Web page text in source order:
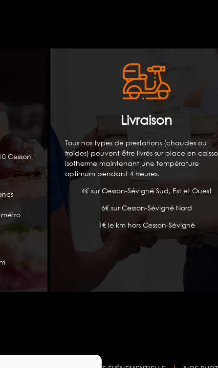
Cesson
Livraison
Tous nos types de prestations (chaudes ou
froides) peuvent être livrés sur place en
isotherme maintenant une température
optimum pendant 4 heures.
4€ sur Cesson-Sévigné Sud, Est et Ouest
6€ sur Cesson-Sévigné Nord
1€ le km hors Cesson-Sévigné